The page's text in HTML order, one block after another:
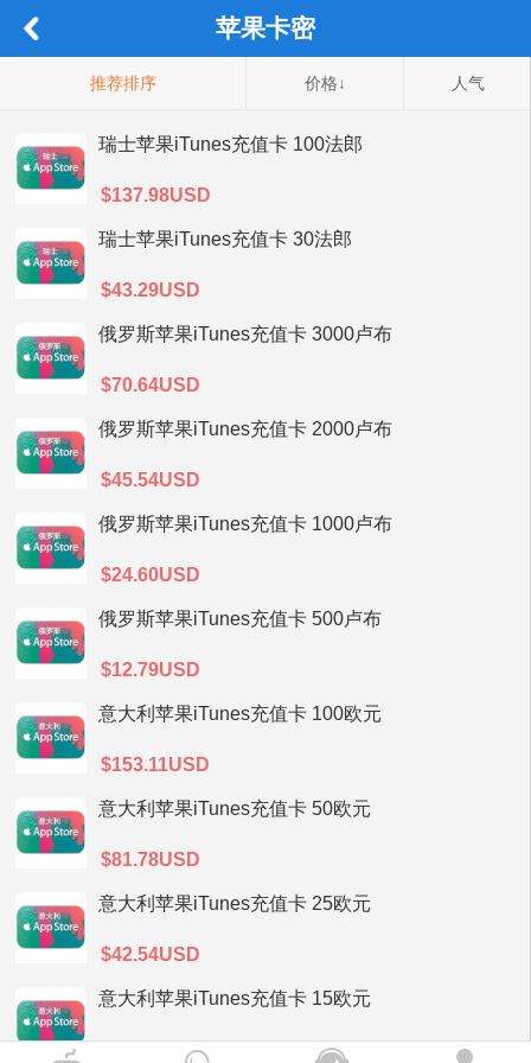
苹果卡密
推荐排序 价格↓ 人气
瑞士苹果iTunes充值卡 100法郎
$137.98USD
瑞士苹果iTunes充值卡 30法郎
$43.29USD
俄罗斯苹果iTunes充值卡 3000卢布
$70.64USD
俄罗斯苹果iTunes充值卡 2000卢布
$45.54USD
俄罗斯苹果iTunes充值卡 1000卢布
$24.60USD
俄罗斯苹果iTunes充值卡 500卢布
$12.79USD
意大利苹果iTunes充值卡 100欧元
$153.11USD
意大利苹果iTunes充值卡 50欧元
$81.78USD
意大利苹果iTunes充值卡 25欧元
$42.54USD
意大利苹果iTunes充值卡 15欧元
$25.66USD